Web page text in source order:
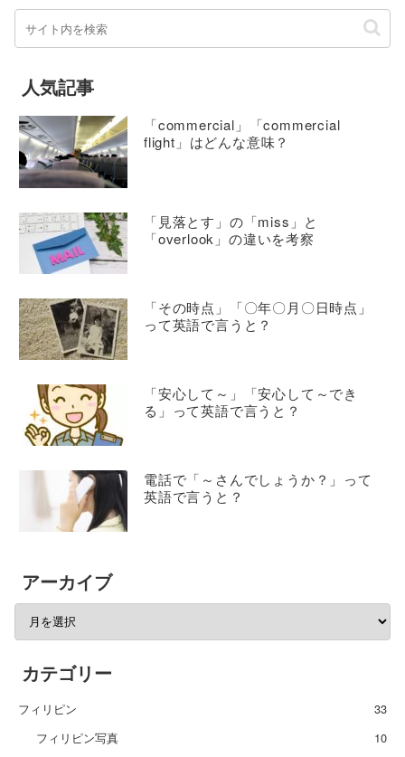
人気記事
「commercial」「commercial
flight」はどんな意味？
「見落とす」の「miss」と
「overlook」の違いを考察
「その時点」「〇年〇月〇日時点」
って英語で言うと？
「安心して～」「安心して～でき
る」って英語で言うと？
電話で「～さんでしょうか？」って
英語で言うと？
アーカイブ
カテゴリー
フィリピン
33
フィリピン写真
10